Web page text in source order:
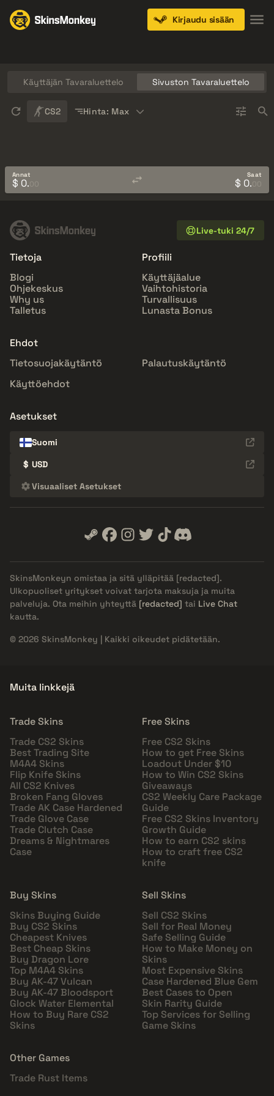
Kirjaudu sisään
Käyttäjän Tavaraluettelo Sivuston Tavaraluettelo
CS2 Hinta: Max
Annat
$ 0.00
Saat
$ 0.00
Live-tuki 24/7
Tietoja
Blogi
Ohjekeskus
Why us
Talletus
Profiili
Käyttäjäalue
Vaihtohistoria
Turvallisuus
Lunasta Bonus
Ehdot
Tietosuojakäytäntö
Palautuskäytäntö
Käyttöehdot
Asetukset
Suomi
$ USD
Visuaaliset Asetukset
SkinsMonkeyn omistaa ja sitä ylläpitää [redacted].
Ulkopuoliset yritykset voivat tarjota maksuja ja muita
palveluja. Ota meihin yhteyttä [redacted] tai Live Chat
kautta.
© 2026 SkinsMonkey | Kaikki oikeudet pidätetään.
Muita linkkejä
Trade Skins
Trade CS2 Skins
Best Trading Site
M4A4 Skins
Flip Knife Skins
All CS2 Knives
Broken Fang Gloves
Trade AK Case Hardened
Trade Glove Case
Trade Clutch Case
Dreams & Nightmares
Case
Free Skins
Free CS2 Skins
How to get Free Skins
Loadout Under $10
How to Win CS2 Skins
Giveaways
CS2 Weekly Care Package
Guide
Free CS2 Skins Inventory
Growth Guide
How to earn CS2 skins
How to craft free CS2
knife
Buy Skins
Skins Buying Guide
Buy CS2 Skins
Cheapest Knives
Best Cheap Skins
Buy Dragon Lore
Top M4A4 Skins
Buy AK-47 Vulcan
Buy AK-47 Bloodsport
Glock Water Elemental
How to Buy Rare CS2
Skins
Sell Skins
Sell CS2 Skins
Sell for Real Money
Safe Selling Guide
How to Make Money on
Skins
Most Expensive Skins
Case Hardened Blue Gem
Best Cases to Open
Skin Rarity Guide
Top Services for Selling
Game Skins
Other Games
Trade Rust Items